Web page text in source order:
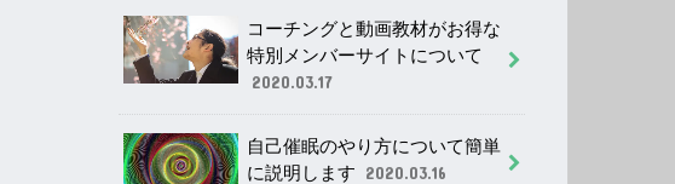
コーチングと動画教材がお得な
特別メンバーサイトについて
2020.03.17
自己催眠のやり方について簡単
に説明します
2020.03.16